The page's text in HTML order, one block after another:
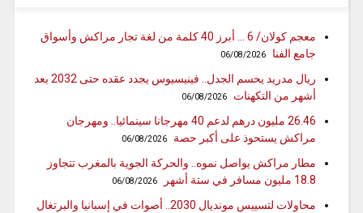
معجم كولان/ 6 … أبرز 40 كلمة من لغة تجار مراكش وأسواق
جامع الفنا
06/08/2026
ريال مدريد يحسم الجدل.. فينيسيوس يجدد عقده حتى 2032 بعد
أشهر من التكهنات
06/08/2026
26.46 مليون درهم لدعم 40 مهرجانا سينمائيا.. ومهرجان
مراكش يستحوذ على أكبر حصة
06/08/2026
مطار مراكش يواصل نموه.. والحركة الجوية بالمغرب تتجاوز
18.8 مليون مسافر في ستة أشهر
06/08/2026
محاولات لتسييس مونديال 2030.. أصوات في إسبانيا والبرتغال